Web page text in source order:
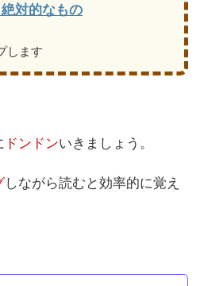
対的なもの
します
ドンドンいきましょう。
しながら読むと効率的に覚え